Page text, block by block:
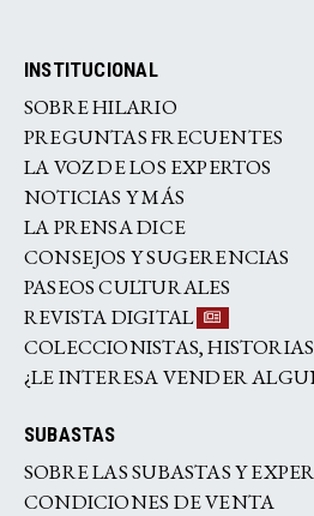
INSTITUCIONAL
SOBRE HILARIO
PREGUNTAS FRECUENTES
LA VOZ DE LOS EXPERTOS
NOTICIAS Y MÁS
LA PRENSA DICE
CONSEJOS Y SUGERENCIAS
PASEOS CULTURALES
REVISTA DIGITAL
COLECCIONISTAS,
¿LE INTERESA VENDER
SUBASTAS
SOBRE LAS SUBASTAS Y
CONDICIONES DE VENTA